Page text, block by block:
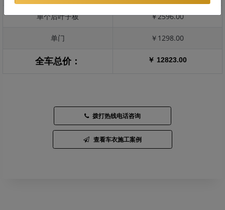
单个后叶子板 ￥2596.00
单门 ￥1298.00
全车总价： ￥ 12823.00
拨打热线电话咨询
查看车衣施工案例